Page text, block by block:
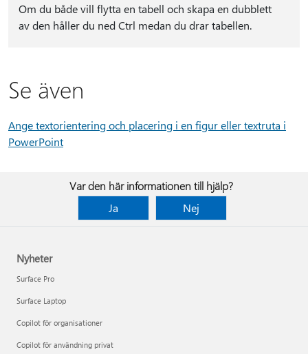
Om du både vill flytta en tabell och skapa en dubblett
av den håller du ned Ctrl medan du drar tabellen.
Se även
Ange textorientering och placering i en figur eller textruta i
PowerPoint
Var den här informationen till hjälp?
Ja
Nej
Nyheter
Surface Pro
Surface Laptop
Copilot för organisationer
Copilot för användning privat